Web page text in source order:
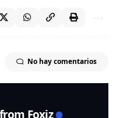
No hay comentarios
Foxiz